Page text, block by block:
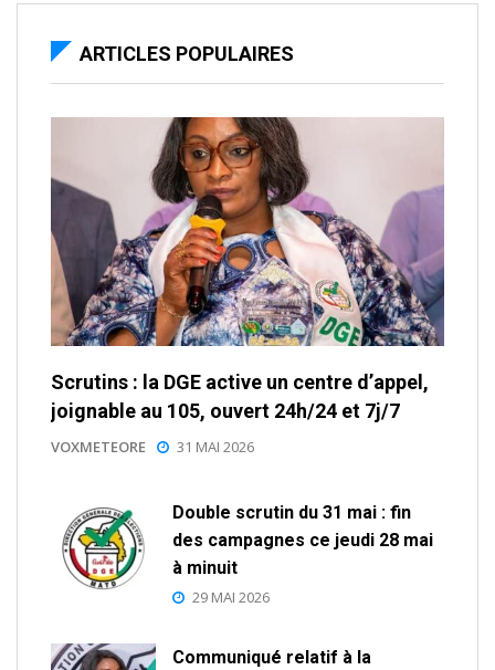
ARTICLES POPULAIRES
Scrutins : la DGE active un centre d’appel,
joignable au 105, ouvert 24h/24 et 7j/7
VOXMETEORE 31 MAI 2026
Double scrutin du 31 mai : fin
des campagnes ce jeudi 28 mai
à minuit
29 MAI 2026
Communiqué relatif à la